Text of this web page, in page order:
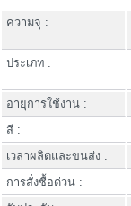
ความจุ :
ประเภท :
อายุการใช้งาน :
สี :
เวลาผลิตและขนส่ง :
การสั่งซื้อด่วน :